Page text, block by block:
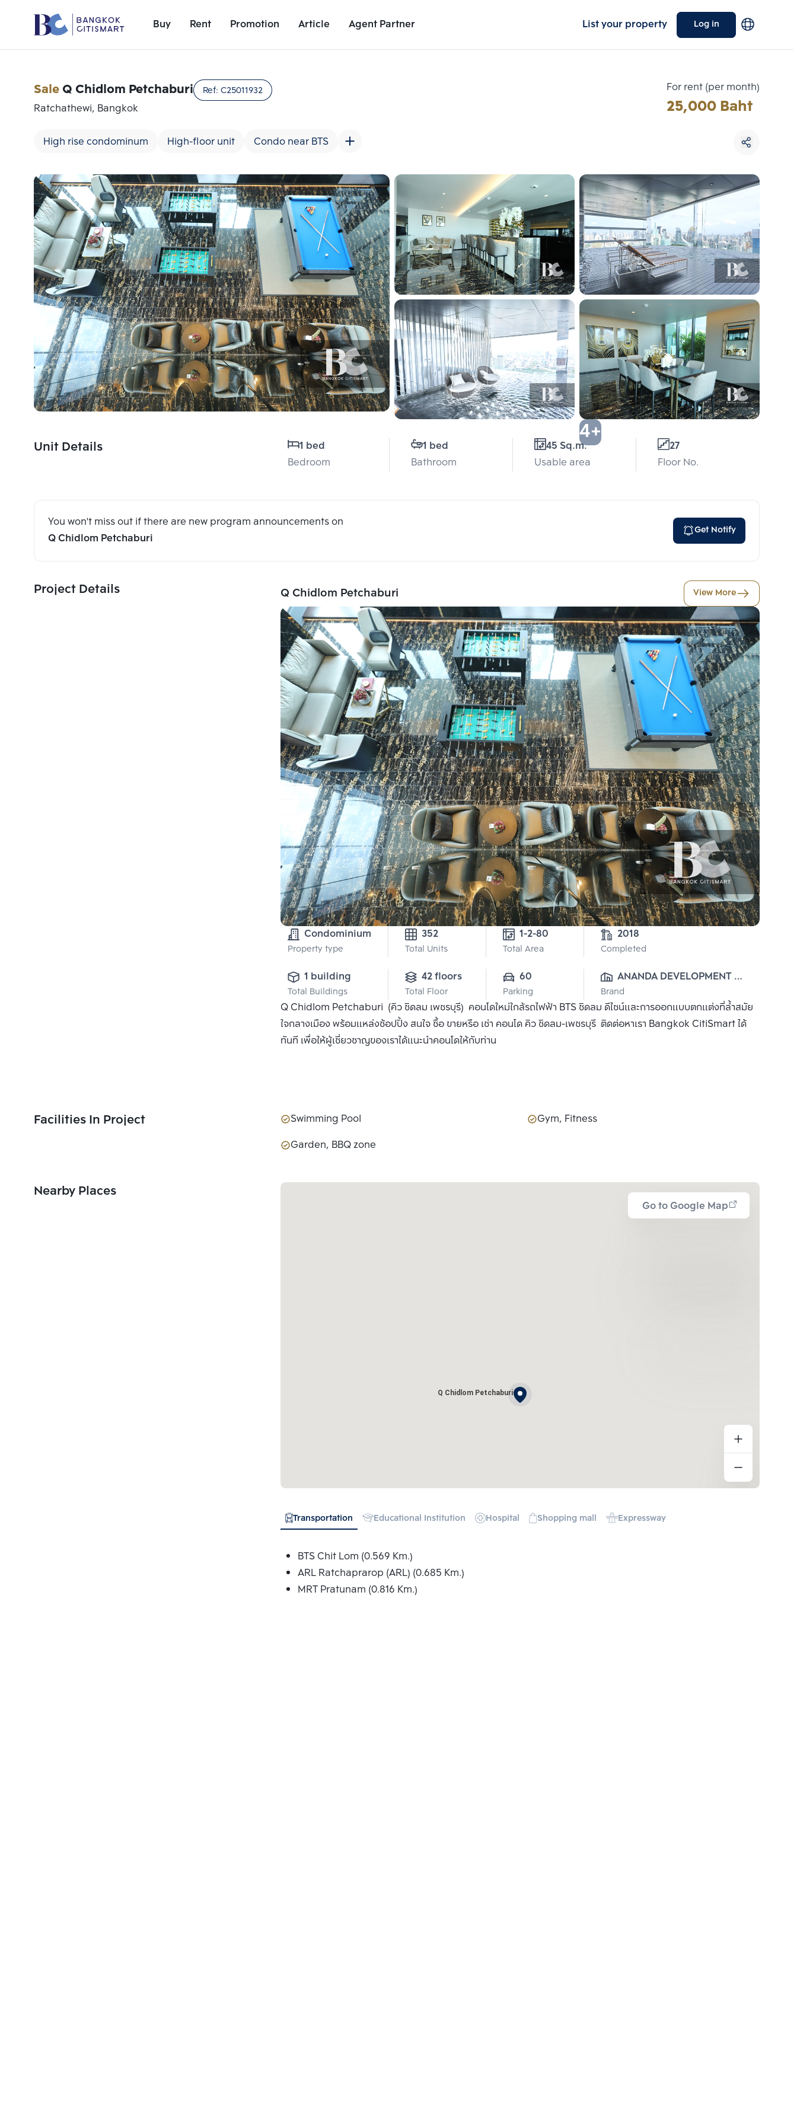
Buy Rent Promotion Article Agent Partner List your property Log in
Unit Details
SaleQ Chidlom Petchaburi Ref: C25011932
Ratchathewi, Bangkok
High rise condominum High-floor unit Condo near BTS
For rent (per month)
25,000 Baht
4+
Unit Details
1 bed
Bedroom
1 bed
Bathroom
45 Sq.m.
Usable area
27
Floor No.
You won't miss out if there are new program announcements on
Q Chidlom Petchaburi
Get Notify
Project Details Q Chidlom Petchaburi View More
Condominium
Property type
352
Total Units
1-2-80
Total Area
2018
Completed
1 building
Total Buildings
42 floors
Total Floor
60
Parking
ANANDA DEVELOPMENT
PUBLIC CO., LTD.
Brand
Q Chidlom Petchaburi (คิว ชิดลม เพชรบุรี) คอนโดใหม่ใกล้รถไฟฟ้า BTS ชิดลม ดีไซน์และการออกแบบตกแต่งที่ล้ำสมัย
ใจกลางเมือง พร้อมแหล่งช้อปปิ้ง สนใจ ซื้อ ขายหรือ เช่า คอนโด คิว ชิดลม-เพชรบุรี ติดต่อหาเรา Bangkok CitiSmart ได้
ทันที เพื่อให้ผู้เชี่ยวชาญของเราได้แนะนำคอนโดให้กับท่าน
Facilities In Project Swimming Pool
Gym, Fitness
Garden, BBQ zone
Nearby Places
Go to Google Map
Q Chidlom Petchaburi
Transportation Educational Institution Hospital Shopping mall Expressway
BTS Chit Lom (0.569 Km.)
ARL Ratchaprarop (ARL) (0.685 Km.)
MRT Pratunam (0.816 Km.)
Add comparative units
Number 1
Add comparative units
Number 2
Add comparative units
Number 3
Choose comparative unit
Maximum 3 units
Compare
Clear all